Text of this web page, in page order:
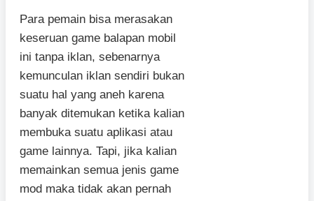
Para pemain bisa merasakan
keseruan game balapan mobil
ini tanpa iklan, sebenarnya
kemunculan iklan sendiri bukan
suatu hal yang aneh karena
banyak ditemukan ketika kalian
membuka suatu aplikasi atau
game lainnya. Tapi, jika kalian
memainkan semua jenis game
mod maka tidak akan pernah